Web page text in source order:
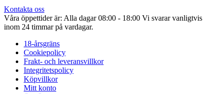
Kontakta oss
Våra öppettider är: Alla dagar 08:00 - 18:00 Vi svarar vanligtvis
inom 24 timmar på vardagar.
18-årsgräns
Cookiepolicy
Frakt- och leveransvillkor
Integritetspolicy
Köpvillkor
Mitt konto